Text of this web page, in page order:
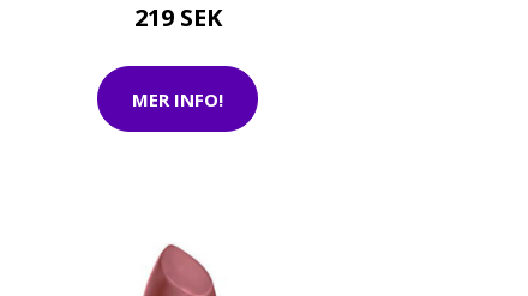
219 SEK
MER INFO!